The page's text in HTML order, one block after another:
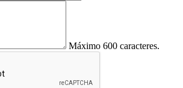
Máximo 600 caracteres.